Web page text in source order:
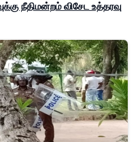
நீதிமன்றம் விசேட உத்தரவு